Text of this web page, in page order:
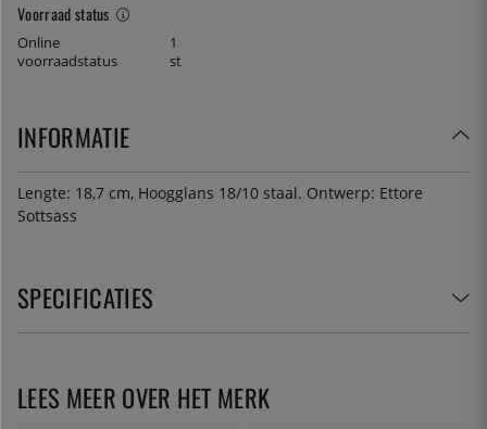
Voorraad status
Online
voorraadstatus
1
st
INFORMATIE
Lengte: 18,7 cm, Hoogglans 18/10 staal. Ontwerp: Ettore
Sottsass
SPECIFICATIES
LEES MEER OVER HET MERK